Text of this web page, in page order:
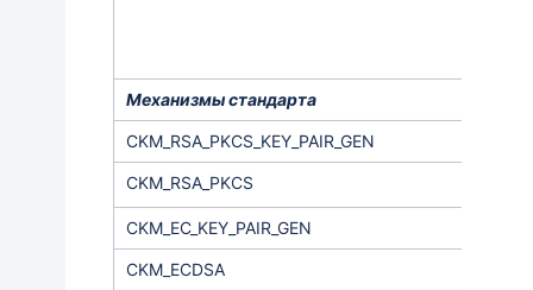
Механизмы стандарта
CKM_RSA_PKCS_KEY_PAIR_GEN
CKM_RSA_PKCS
CKM_EC_KEY_PAIR_GEN
CKM_ECDSA